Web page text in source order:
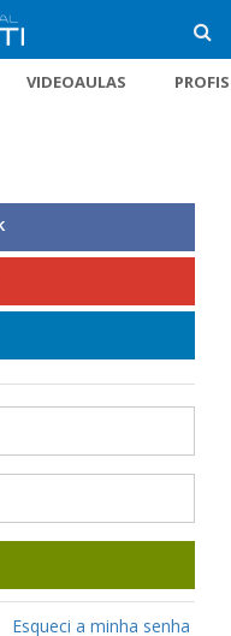
VIDEOAULAS
Esqueci a minha senha